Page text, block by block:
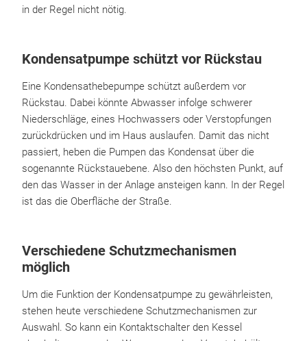
in der Regel nicht nötig.
Kondensatpumpe schützt vor Rückstau
Eine Kondensathebepumpe schützt außerdem vor
Rückstau. Dabei könnte Abwasser infolge schwerer
Niederschläge, eines Hochwassers oder Verstopfungen
zurückdrücken und im Haus auslaufen. Damit das nicht
passiert, heben die Pumpen das Kondensat über die
sogenannte Rückstauebene. Also den höchsten Punkt, auf
den das Wasser in der Anlage ansteigen kann. In der Regel
ist das die Oberfläche der Straße.
Verschiedene Schutzmechanismen
möglich
Um die Funktion der Kondensatpumpe zu gewährleisten,
stehen heute verschiedene Schutzmechanismen zur
Auswahl. So kann ein Kontaktschalter den Kessel